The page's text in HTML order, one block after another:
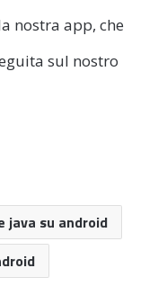
nostra app, che
sul nostro
java su android